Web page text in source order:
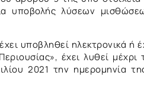
υποβολής λύσεων
υποβληθεί ηλεκτρονικά ή
έχει λυθεί μέχρι
2021 την ημερομηνία